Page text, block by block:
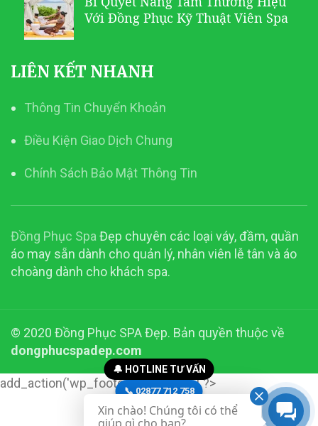
Với Đồng Phục Kỹ Thuật Viên Spa
LIÊN KẾT NHANH
Thông Tin Chuyển Khoản
Điều Kiện Giao Dịch Chung
Chính Sách Bảo Mật Thông Tin
Đồng Phục Spa Đẹp chuyên các loại váy, đầm, quần
áo may sẵn dành cho quản lý, nhân viên lễ tân và áo
choàng dành cho khách spa.
© 2020 Đồng Phục SPA Đẹp. Bản quyền thuộc về
dongphucspadep.com
add_action('wp_footer', function() { ?>
🔔 HOTLINE TƯ VẤN
📞 02877 712 758
📞 0916 23 28 23
Xin chào! Chúng tôi có thể